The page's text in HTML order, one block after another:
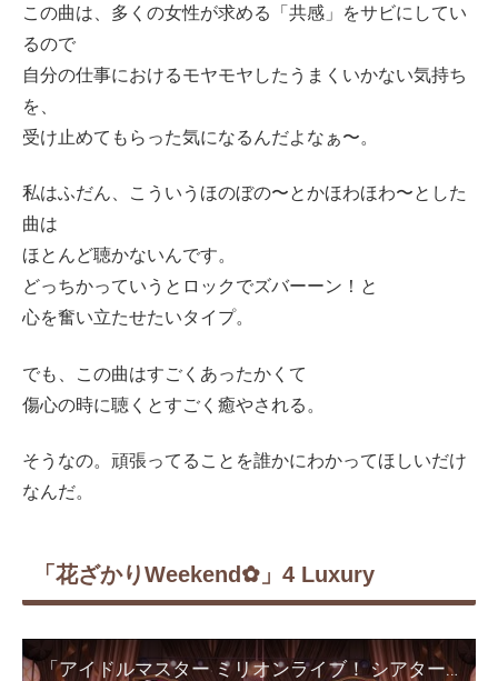
この曲は、多くの女性が求める「共感」をサビにしてい
るので
自分の仕事におけるモヤモヤしたうまくいかない気持ち
を、
受け止めてもらった気になるんだよなぁ〜。
私はふだん、こういうほのぼの〜とかほわほわ〜とした
曲は
ほとんど聴かないんです。
どっちかっていうとロックでズバーーン！と
心を奮い立たせたいタイプ。
でも、この曲はすごくあったかくて
傷心の時に聴くとすごく癒やされる。
そうなの。頑張ってることを誰かにわかってほしいだけ
なんだ。
「花ざかりWeekend✿」4 Luxury
「アイドルマスター ミリオンライブ！ シアターデイズ」ゲーム内楽曲『花ざかりWeekend✿』MV